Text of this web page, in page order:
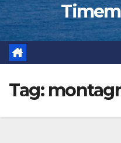
Tag: